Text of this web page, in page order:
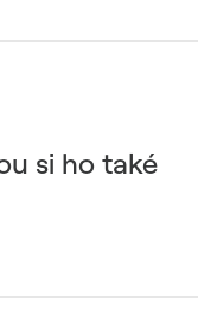
si ho také